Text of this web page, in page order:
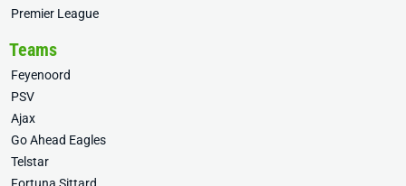
Premier League
Teams
Feyenoord
PSV
Ajax
Go Ahead Eagles
Telstar